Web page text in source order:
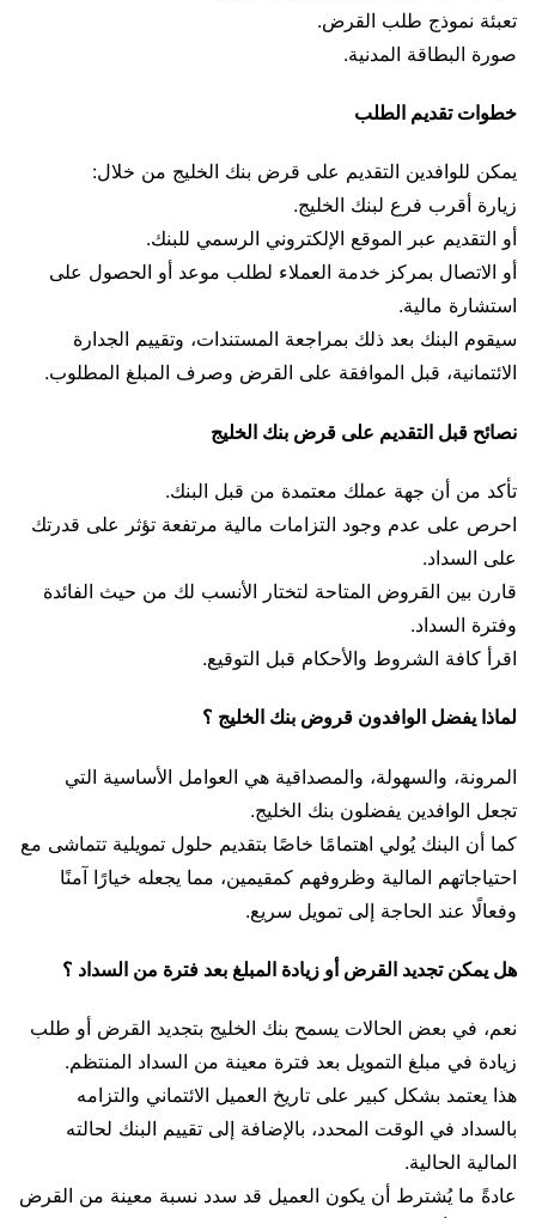
تعبئة نموذج طلب القرض.
صورة البطاقة المدنية.
خطوات تقديم الطلب
يمكن للوافدين التقديم على قرض بنك الخليج من خلال:
زيارة أقرب فرع لبنك الخليج.
أو التقديم عبر الموقع الإلكتروني الرسمي للبنك.
أو الاتصال بمركز خدمة العملاء لطلب موعد أو الحصول على
استشارة مالية.
سيقوم البنك بعد ذلك بمراجعة المستندات، وتقييم الجدارة
الائتمانية، قبل الموافقة على القرض وصرف المبلغ المطلوب.
نصائح قبل التقديم على قرض بنك الخليج
تأكد من أن جهة عملك معتمدة من قبل البنك.
احرص على عدم وجود التزامات مالية مرتفعة تؤثر على قدرتك
على السداد.
قارن بين القروض المتاحة لتختار الأنسب لك من حيث الفائدة
وفترة السداد.
اقرأ كافة الشروط والأحكام قبل التوقيع.
لماذا يفضل الوافدون قروض بنك الخليج ؟
المرونة، والسهولة، والمصداقية هي العوامل الأساسية التي
تجعل الوافدين يفضلون بنك الخليج.
كما أن البنك يُولي اهتمامًا خاصًا بتقديم حلول تمويلية تتماشى مع
احتياجاتهم المالية وظروفهم كمقيمين، مما يجعله خيارًا آمنًا
وفعالًا عند الحاجة إلى تمويل سريع.
هل يمكن تجديد القرض أو زيادة المبلغ بعد فترة من السداد ؟
نعم، في بعض الحالات يسمح بنك الخليج بتجديد القرض أو طلب
زيادة في مبلغ التمويل بعد فترة معينة من السداد المنتظم.
هذا يعتمد بشكل كبير على تاريخ العميل الائتماني والتزامه
بالسداد في الوقت المحدد، بالإضافة إلى تقييم البنك لحالته
المالية الحالية.
عادةً ما يُشترط أن يكون العميل قد سدد نسبة معينة من القرض